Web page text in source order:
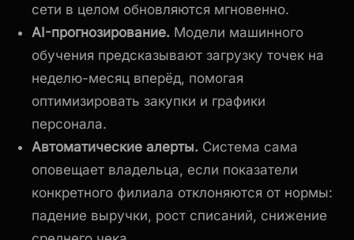
сети в целом обновляются мгновенно.
AI-прогнозирование. Модели машинного
обучения предсказывают загрузку точек на
неделю-месяц вперёд, помогая
оптимизировать закупки и графики
персонала.
Автоматические алерты. Система сама
оповещает владельца, если показатели
конкретного филиала отклоняются от нормы:
падение выручки, рост списаний, снижение